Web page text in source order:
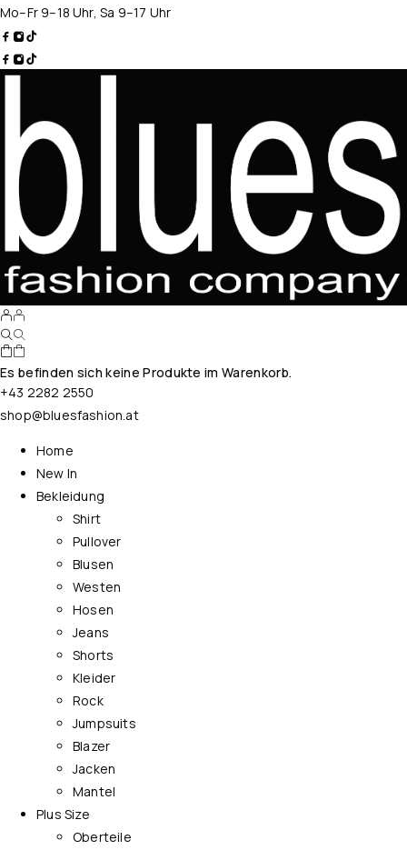
Mo–Fr 9–18 Uhr, Sa 9–17 Uhr
Es befinden sich keine Produkte im Warenkorb.
+43 2282 2550
shop@bluesfashion.at
Home
New In
Bekleidung
Shirt
Pullover
Blusen
Westen
Hosen
Jeans
Shorts
Kleider
Rock
Jumpsuits
Blazer
Jacken
Mantel
Plus Size
Oberteile